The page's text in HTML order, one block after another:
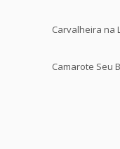
Carvalheira na
Camarote Seu